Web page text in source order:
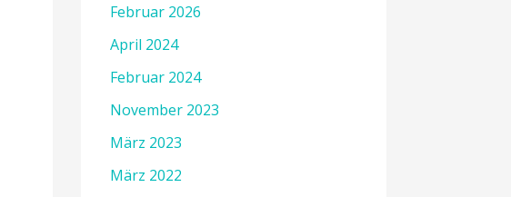
Februar 2026
April 2024
Februar 2024
November 2023
März 2023
März 2022